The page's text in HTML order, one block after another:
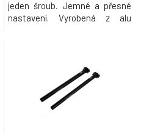
jeden šroub. Jemné a přesné
nastavení. Vyrobená z alu
lesklé černé logo na matném
černém povrchu Testováno
týmovými jezdci vč.
Szamannů, Leadra a dalších.